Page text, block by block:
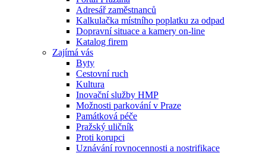
Adresář zaměstnanců
Kalkulačka místního poplatku za odpad
Dopravní situace a kamery on-line
Katalog firem
Zajímá vás
Byty
Cestovní ruch
Kultura
Inovační služby HMP
Možnosti parkování v Praze
Památková péče
Pražský uličník
Proti korupci
Uznávání rovnocennosti a nostrifikace